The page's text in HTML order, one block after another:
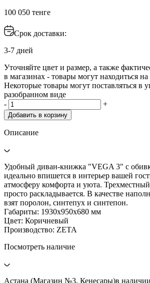
100 050 тенге
Срок доставки:
3-7 дней
Уточняйте цвет и размер, а также
в магазинах - товары могут находиться на
Некоторые товары могут поставляться в
разобранном виде
-
+
Добавить в корзину
Описание
Удобный диван-книжка "VEGA 3" с
идеально впишется в интерьер вашей
атмосферу комфорта и уюта.
просто раскладывается. В качестве
взят поролон, синтепух и синтепон.
Габариты: 1930х950х680 мм
Цвет: Коричневый
Производство: ZETA
Посмотреть наличие
Астана (Магазин №3, Кенесары)в